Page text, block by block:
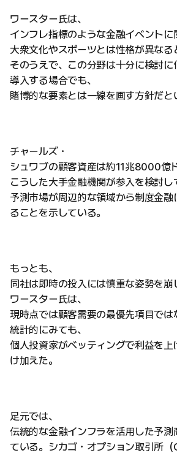
ワースター氏は、
インフレ指標のような金融イベントに
大衆文化やスポーツとは性格が異なる
そのうえで、この分野は十分に検討に
導入する場合でも、
賭博的な要素とは一線を画す方針だと
チャールズ・
シュワブの顧客資産は約11兆8000億
こうした大手金融機関が参入を検討し
予測市場が周辺的な領域から制度金
ることを示している。
もっとも、
同社は即時の投入には慎重な姿勢を崩
ワースター氏は、
現時点では顧客需要の最優先項目では
統計的にみても、
個人投資家がベッティングで利益を
け加えた。
足元では、
伝統的な金融インフラを活用した予測
ている。シカゴ・オプション取引所（